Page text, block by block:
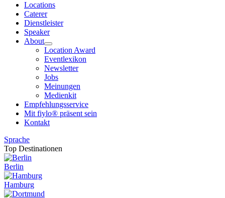
Locations
Caterer
Dienstleister
Speaker
About
Location Award
Eventlexikon
Newsletter
Jobs
Meinungen
Medienkit
Empfehlungsservice
Mit fiylo® präsent sein
Kontakt
Sprache
Top Destinationen
Berlin
Hamburg